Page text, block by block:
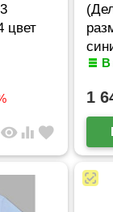
цвет
visibility equalizer favorite
В
1